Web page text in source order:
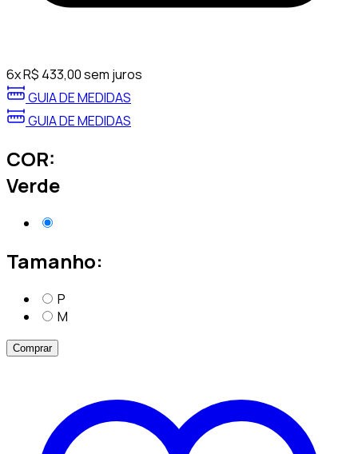
6xR$ 433,00sem juros
GUIA DE MEDIDAS
GUIA DE MEDIDAS
COR:
Verde
Tamanho:
P
M
Comprar